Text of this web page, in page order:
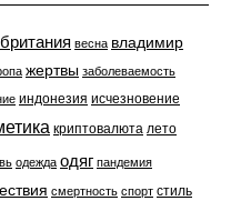
весна владимир
жертвы заболеваемость
индонезия исчезновение
криптовалюта лето
одежда одяг пандемия
смертность спорт стиль